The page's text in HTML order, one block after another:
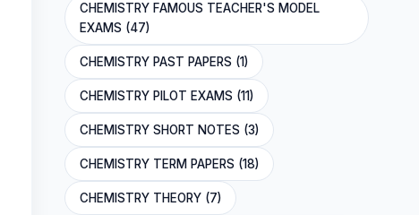
CHEMISTRY FAMOUS TEACHER'S MODEL
EXAMS (47)
CHEMISTRY PAST PAPERS (1)
CHEMISTRY PILOT EXAMS (11)
CHEMISTRY SHORT NOTES (3)
CHEMISTRY TERM PAPERS (18)
CHEMISTRY THEORY (7)